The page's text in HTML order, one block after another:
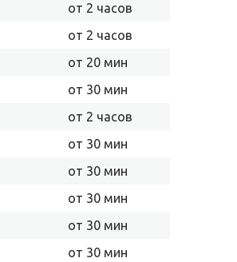
от 2 часов
от 2 часов
от 20 мин
от 30 мин
от 2 часов
от 30 мин
от 30 мин
от 30 мин
от 30 мин
от 30 мин